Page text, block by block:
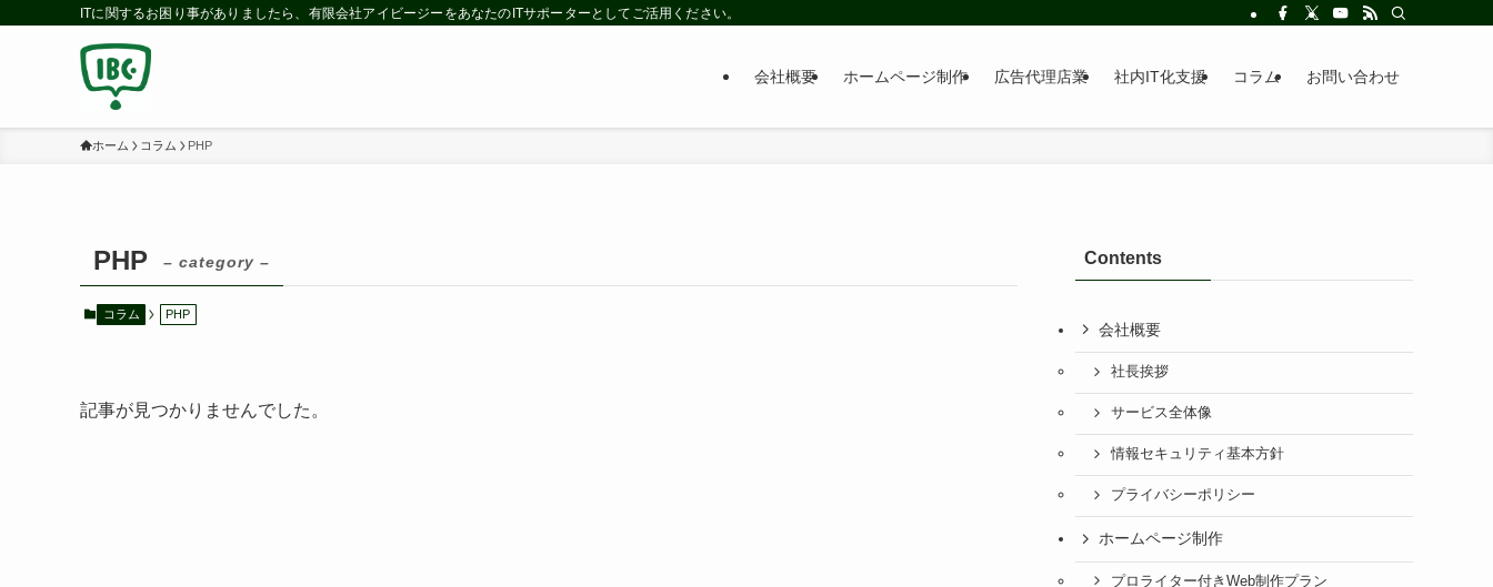
ITに関するお困り事がありましたら、有限会社アイビージーをあなたのITサポーターとしてご活用ください。
会社概要 ホームページ制作 広告代理店業 社内IT化支援 コラム お問い合わせ
ホーム コラム PHP
PHP – category –
コラム PHP
記事が見つかりませんでした。
Contents
会社概要
社長挨拶
サービス全体像
情報セキュリティ基本方針
プライバシーポリシー
ホームページ制作
プロライター付きWeb制作プラン